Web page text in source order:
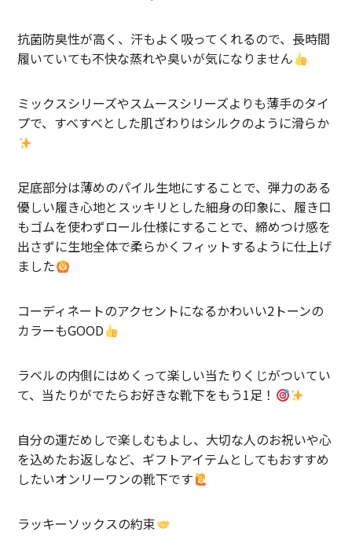
Product Twelve【プロダクトトゥエルブ】
REMI RELIEF【レミレリーフ】
saby【サバイ】
superNova.【スーパーノヴァ】
TAUPE【トープ】
ULTERIOR【アルテリア】
URU TOKYO【ウル トーキョー】
Willow Pants 【ウィローパンツ】
WEST’S OVERALLS【ウエストオーバーオールズ】
TOPS
OUTER
抗菌防臭性が高く、汗もよく吸ってくれるので、長時間
履いていても不快な蒸れや臭いが気になりません
ミックスシリーズやスムースシリーズよりも薄手のタイ
プで、すべすべとした肌ざわりはシルクのように滑らか
足底部分は薄めのパイル生地にすることで、弾力のある
優しい履き心地とスッキリとした細身の印象に、履き口
もゴムを使わずロール仕様にすることで、締めつけ感を
出さずに生地全体で柔らかくフィットするように仕上げ
ました
コーディネートのアクセントになるかわいい2トーンの
カラーもGOOD
ラベルの内側にはめくって楽しい当たりくじがついてい
て、当たりがでたらお好きな靴下をもう1足！
自分の運だめしで楽しむもよし、大切な人のお祝いや心
を込めたお返しなど、ギフトアイテムとしてもおすすめ
したいオンリーワンの靴下です
ラッキーソックスの約束